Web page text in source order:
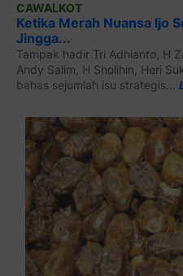
CAWALKOT
Ketika Merah Nuansa Ijo
Jingga...
Tampak hadir Tri Adhianto, H
Andy Salim, H Sholihin, Heri
bahas sejumlah isu strategis...